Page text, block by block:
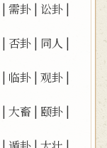
|需卦 | 讼卦 |
| 否卦 | 同人 |
| 临卦 |观卦 |
|大畜 | 颐卦 |